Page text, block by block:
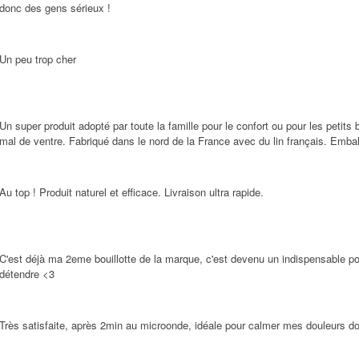
donc des gens sérieux !
Un peu trop cher
Un super produit adopté par toute la famille pour le confort ou pour les
mal de ventre. Fabriqué dans le nord de la France avec du lin français.
Au top ! Produit naturel et efficace. Livraison ultra rapide.
C'est déjà ma 2eme bouillotte de la marque, c'est devenu un indispensable
détendre <3
Très satisfaite, après 2min au microonde, idéale pour calmer mes douleurs